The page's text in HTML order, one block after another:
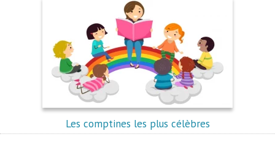
Les comptines les plus célèbres